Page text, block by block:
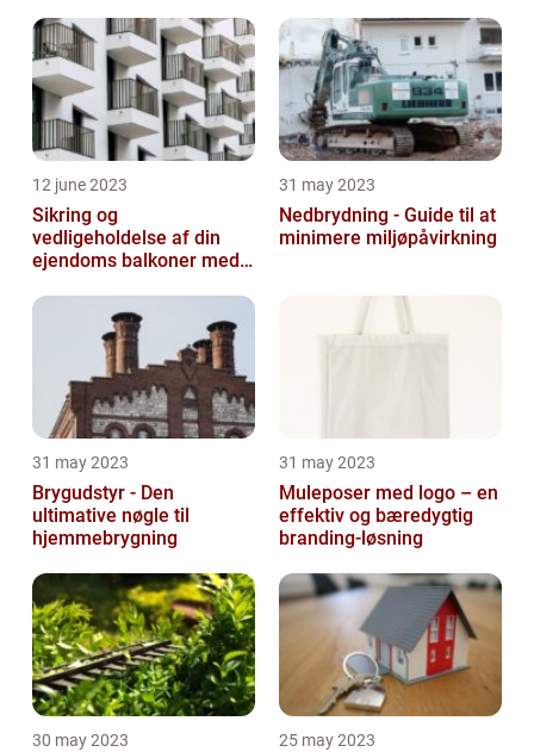
12 june 2023
Sikring og
vedligeholdelse af din
ejendoms balkoner med
31 may 2023
Nedbrydning - Guide til at
minimere miljøpåvirkning
31 may 2023
Brygudstyr - Den
ultimative nøgle til
hjemmebrygning
31 may 2023
Muleposer med logo – en
effektiv og bæredygtig
branding-løsning
30 may 2023 25 may 2023